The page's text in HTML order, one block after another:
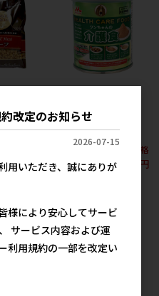
ャパンプ
ランスミ
1,179円
ワンちゃんの介護食
350g
メーカー希望小売価格
2,100円
改定のお知らせ
2026-07-15
用いただき、誠にありが
様により安心してサービ
サービス内容および運
利用規約の一部を改定い